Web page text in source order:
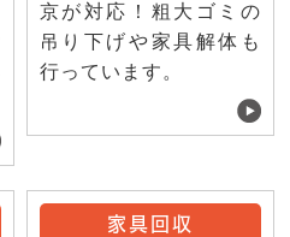
京が対応！粗大ゴミの
吊り下げや家具解体も
行っています。
家具回収